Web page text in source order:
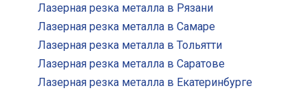
Лазерная резка металла в Рязани
Лазерная резка металла в Самаре
Лазерная резка металла в Тольятти
Лазерная резка металла в Саратове
Лазерная резка металла в Екатеринбурге